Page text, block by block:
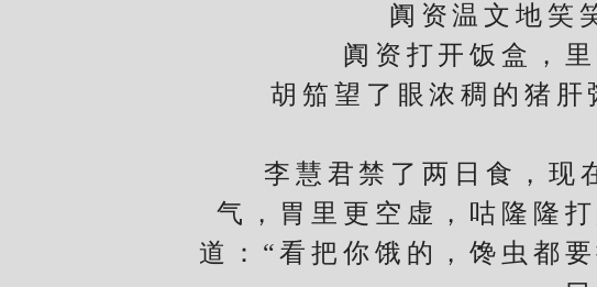
阗资温文地笑笑
阗资打开饭盒，里
胡笳望了眼浓稠的猪肝
李慧君禁了两日食，现在
气，胃里更空虚，咕隆隆
道：“看把你饿的，馋虫都